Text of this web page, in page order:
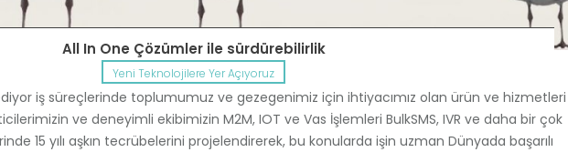
All In One Çözümler ile sürdürebilirlik
Yeni Teknolojilere Yer Açıyoruz
iş süreçlerinde toplumumuz ve gezegenimiz için ihtiyacımız olan ürün ve hizmetleri
ve deneyimli ekibimizin M2M, IOT ve Vas İşlemleri BulkSMS, IVR ve daha bir çok
15 yılı aşkın tecrübelerini projelendirerek, bu konularda işin uzman Dünyada başarılı